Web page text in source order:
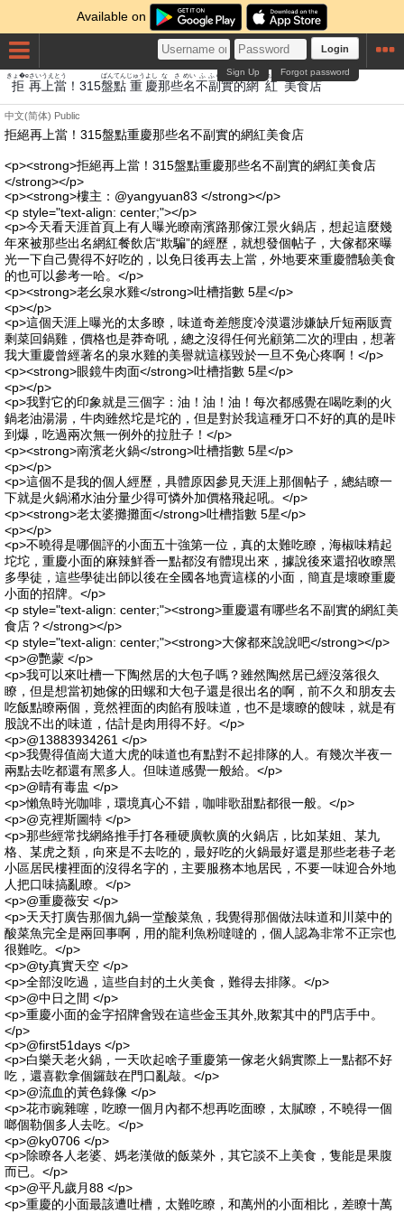
Available on
Login
Forgot password
Sign Up
拒
きょ�e
再
さい
上
うえ
當
とう
！315盤
ばん
點
てん
重
じゅう
慶
よし
那
な
些
さ
名
めい
不
ふ
副
ふく
實
じつ
的
てき
網
あみ
紅
くれない
美食
びしょく
店
みせ
中文(简体) Public
拒絕再上當！315盤點重慶那些名不副實的網紅美食店
<p><strong>拒絕再上當！315盤點重慶那些名不副實的網紅美食店
</strong></p>
<p><strong>樓主：@yangyuan83 </strong></p>
<p style="text-align: center;"></p>
<p>今天看天涯首頁上有人曝光瞭南濱路那傢江景火鍋店，想起這麼幾
年來被那些出名網紅餐飲店“欺騙”的經歷，就想發個帖子，大傢都來曝
光一下自己覺得不好吃的，以免日後再去上當，外地要來重慶體驗美食
的也可以參考一哈。</p>
<p><strong>老幺泉水雞</strong>吐槽指數 5星</p>
<p></p>
<p>這個天涯上曝光的太多瞭，味道奇差態度冷漠還涉嫌缺斤短兩販賣
剩菜回鍋雞，價格也是莽奇吼，總之沒得任何光顧第二次的理由，想著
我大重慶曾經著名的泉水雞的美譽就這樣毀於一旦不免心疼啊！</p>
<p><strong>眼鏡牛肉面</strong>吐槽指數 5星</p>
<p></p>
<p>我對它的印象就是三個字：油！油！油！每次都感覺在喝吃剩的火
鍋老油湯湯，牛肉雖然坨是坨的，但是對於我這種牙口不好的真的是咔
到爆，吃過兩次無一例外的拉肚子！</p>
<p><strong>南濱老火鍋</strong>吐槽指數 5星</p>
<p></p>
<p>這個不是我的個人經歷，具體原因參見天涯上那個帖子，總結瞭一
下就是火鍋潲水油分量少得可憐外加價格飛起吼。</p>
<p><strong>老太婆攤攤面</strong>吐槽指數 5星</p>
<p></p>
<p>不曉得是哪個評的小面五十強第一位，真的太難吃瞭，海椒味精起
坨坨，重慶小面的麻辣鮮香一點都沒有體現出來，據說後來還招收瞭黑
多學徒，這些學徒出師以後在全國各地賣這樣的小面，簡直是壞瞭重慶
小面的招牌。</p>
<p style="text-align: center;"><strong>重慶還有哪些名不副實的網紅美
食店？</strong></p>
<p style="text-align: center;"><strong>大傢都來說說吧</strong></p>
<p>@艷蒙 </p>
<p>我可以來吐槽一下陶然居的大包子嗎？雖然陶然居已經沒落很久
瞭，但是想當初她傢的田螺和大包子還是很出名的啊，前不久和朋友去
吃飯點瞭兩個，竟然裡面的肉餡有股味道，也不是壞瞭的餿味，就是有
股說不出的味道，估計是肉用得不好。</p>
<p>@13883934261 </p>
<p>我覺得值崗大道大虎的味道也有點對不起排隊的人。有幾次半夜一
兩點去吃都還有黑多人。但味道感覺一般給。</p>
<p>@晴有毒盅 </p>
<p>懶魚時光咖啡，環境真心不錯，咖啡歌甜點都很一般。</p>
<p>@克裡斯圖特 </p>
<p>那些經常找網絡推手打各種硬廣軟廣的火鍋店，比如某姐、某九
格、某虎之類，向來是不去吃的，最好吃的火鍋最好還是那些老巷子老
小區居民樓裡面的沒得名字的，主要服務本地居民，不要一味迎合外地
人把口味搞亂瞭。</p>
<p>@重慶薇安 </p>
<p>天天打廣告那個九鍋一堂酸菜魚，我覺得那個做法味道和川菜中的
酸菜魚完全是兩回事啊，用的龍利魚粉噠噠的，個人認為非常不正宗也
很難吃。</p>
<p>@ty真實天空 </p>
<p>全部沒吃過，這些自封的土火美食，難得去排隊。</p>
<p>@中日之間 </p>
<p>重慶小面的金字招牌會毀在這些金玉其外,敗絮其中的門店手中。
</p>
<p>@first51days </p>
<p>白樂天老火鍋，一天吹起啥子重慶第一傢老火鍋實際上一點都不好
吃，還喜歡拿個鑼鼓在門口亂敲。</p>
<p>@流血的黃色錄像 </p>
<p>花市豌雜噻，吃瞭一個月內都不想再吃面瞭，太膩瞭，不曉得一個
啷個勒個多人去吃。</p>
<p>@ky0706 </p>
<p>除瞭各人老婆、媽老漢做的飯菜外，其它談不上美食，隻能是果腹
而已。</p>
<p>@平凡歲月88 </p>
<p>重慶的小面最該遭吐槽，太難吃瞭，和萬州的小面相比，差瞭十萬